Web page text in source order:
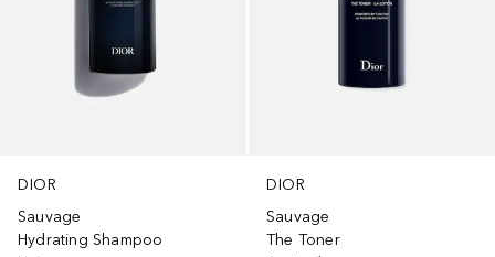
DIOR
Sauvage
Hydrating Shampoo
DIOR
Sauvage
The Toner